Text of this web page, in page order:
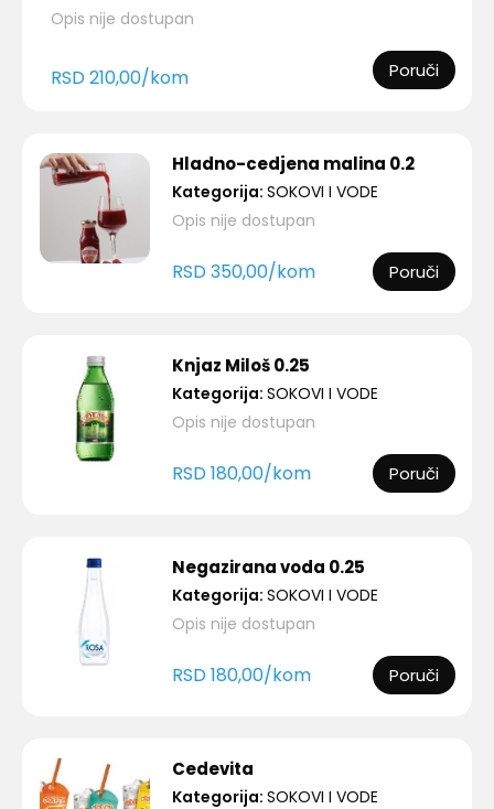
Opis nije dostupan
RSD210,00/kom Poruči
Hladno-cedjena malina 0.2
Kategorija: SOKOVI I VODE
Opis nije dostupan
RSD350,00/kom Poruči
Knjaz Miloš 0.25
Kategorija: SOKOVI I VODE
Opis nije dostupan
RSD180,00/kom Poruči
Negazirana voda 0.25
Kategorija: SOKOVI I VODE
Opis nije dostupan
RSD180,00/kom Poruči
Cedevita
Kategorija: SOKOVI I VODE